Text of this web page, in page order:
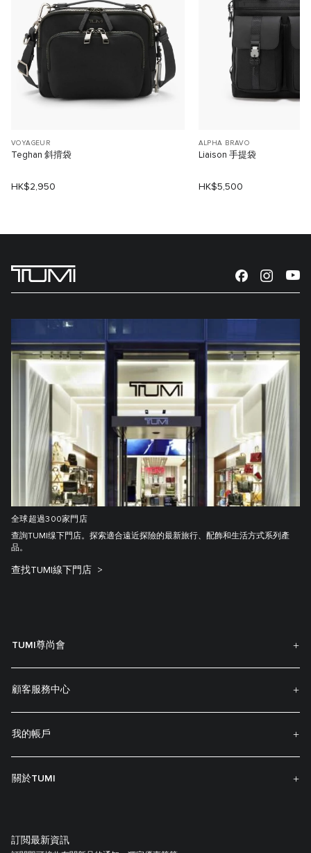
VOYAGEUR
Teghan 斜揹袋
HK$2,950
ALPHA BRAVO
Liaison 手提袋
HK$5,500
全球超過300家門店
查詢TUMI缐下門店。探索適合遠近探險的最新旅行、配飾和生活方式系列產
品。
查找TUMI線下門店
TUMI尊尚會
顧客服務中心
我的帳戶
關於TUMI
訂閲最新資訊